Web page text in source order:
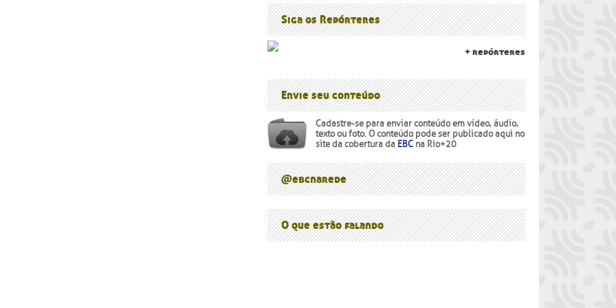
Blog do Planalto
Cúpula dos Povos
Siga os Repórteres
+ repórteres
Envie seu conteúdo
Cadastre-se para enviar conteúdo em vídeo, áudio,
texto ou foto. O conteúdo pode ser publicado aqui no
site da cobertura da EBC na Rio+20
@ebcnarede
O que estão falando